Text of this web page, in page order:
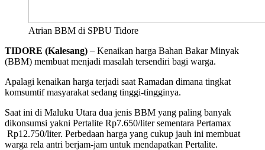
Atrian BBM di SPBU Tidore
TIDORE (Kalesang) – Kenaikan harga Bahan Bakar Minyak
(BBM) membuat menjadi masalah tersendiri bagi warga.
Apalagi kenaikan harga terjadi saat Ramadan dimana tingkat
komsumtif masyarakat sedang tinggi-tingginya.
Saat ini di Maluku Utara dua jenis BBM yang paling banyak
dikonsumsi yakni Pertalite Rp7.650/liter sementara Pertamax
Rp12.750/liter. Perbedaan harga yang cukup jauh ini membuat
warga rela antri berjam-jam untuk mendapatkan Pertalite.